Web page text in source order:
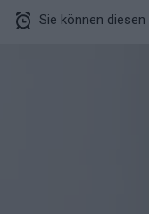
Sie können